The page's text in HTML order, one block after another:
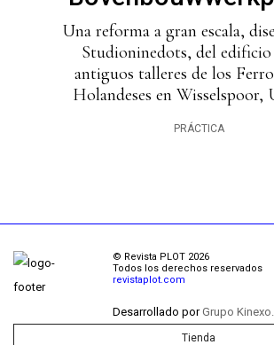
Una reforma a gran escala,
Studioninedots, del edificio
antiguos talleres de los
Holandeses en Wisselspoor,
PRÁCTICA
© Revista PLOT 2026
Todos los derechos reservados
revistaplot.com
Desarrollado porGrupo Kinexo.
Tienda